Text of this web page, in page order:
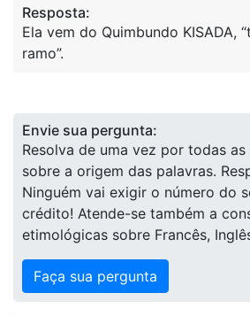
Resposta:
Ela vem do Quimbundo KISADA,
ramo”.
Envie sua pergunta:
Resolva de uma vez por todas
sobre a origem das palavras.
Ninguém vai exigir o número do
crédito! Atende-se também a
etimológicas sobre Francês,
Faça sua pergunta